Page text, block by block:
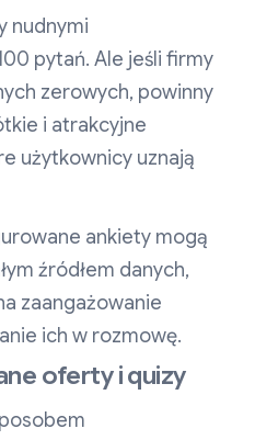
nudnymi
pytań. Ale jeśli firmy
zerowych, powinny
i atrakcyjne
użytkownicy uznają
ankiety mogą
źródłem danych,
zaangażowanie
ich w rozmowę.
oferty i quizy